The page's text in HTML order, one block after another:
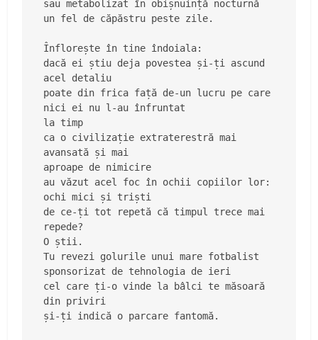
sau metabolizat în obișnuință nocturnă
un fel de căpăstru peste zile.
Înflorește în tine îndoiala:
dacă ei știu deja povestea și-ți ascund
acel detaliu
poate din frica față de-un lucru pe care
nici ei nu l-au înfruntat
la timp
ca o civilizație extraterestră mai
avansată și mai
aproape de nimicire
au văzut acel foc în ochii copiilor lor:
ochi mici și triști
de ce-ți tot repetă că timpul trece mai
repede?
O știi.
Tu revezi golurile unui mare fotbalist
sponsorizat de tehnologia de ieri
cel care ți-o vinde la bâlci te măsoară
din priviri
și-ți indică o parcare fantomă.